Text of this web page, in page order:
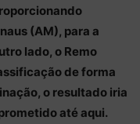
(AM), para a
lado, o Remo
de forma
o resultado iria
até aqui.